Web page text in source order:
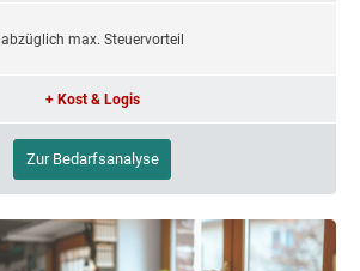
abzüglich max. Steuervorteil
+ Kost & Logis
Zur Bedarfsanalyse